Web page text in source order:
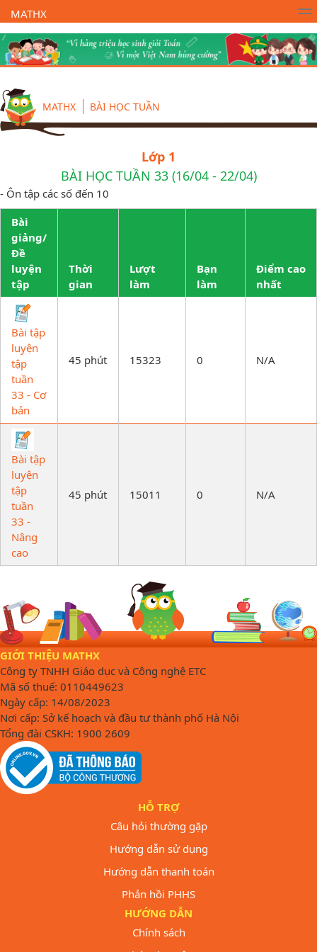
MATHX
Trường Toán Online MATHX Học toán - Lớp 1
MATHX BÀI HỌC TUẦN
Lớp 1
BÀI HỌC TUẦN 33 (16/04 - 22/04)
- Ôn tập các số đến 10
Bài
giảng/
Đề
luyện
tập
Thời
gian
Lượt
làm
Bạn
làm
Điểm cao
nhất
Bài tập
luyện
tập
tuần
33 - Cơ
bản
45 phút 15323 0 N/A
Bài tập
luyện
tập
tuần
33 -
Nâng
cao
45 phút 15011 0 N/A
GIỚI THIỆU MATHX
Công ty TNHH Giáo dục và Công nghệ ETC
Mã số thuế: 0110449623
Ngày cấp: 14/08/2023
Nơi cấp: Sở kế hoạch và đầu tư thành phố Hà Nội
Tổng đài CSKH: 1900 2609
HỖ TRỢ
Câu hỏi thường gặp
Hướng dẫn sử dụng
Hướng dẫn thanh toán
Phản hồi PHHS
HƯỚNG DẪN
Chính sách